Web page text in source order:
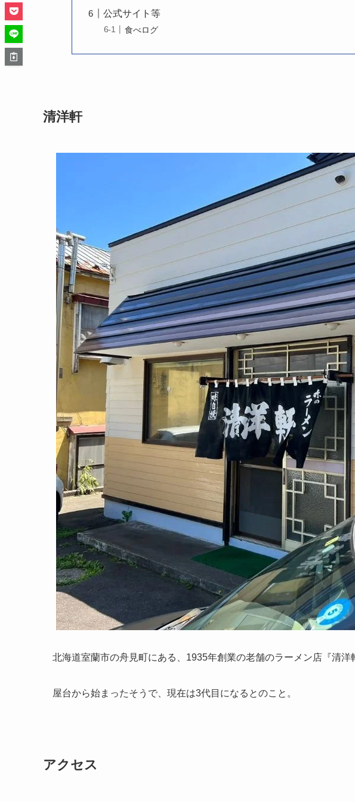
公式サイト等
食べログ
清洋軒
北海道室蘭市の舟見町にある、1935年創業の老舗のラーメン店『清洋
屋台から始まったそうで、現在は3代目になるとのこと。
アクセス